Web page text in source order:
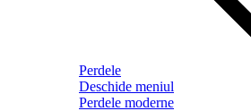
Perdele
Deschide meniul
Perdele moderne